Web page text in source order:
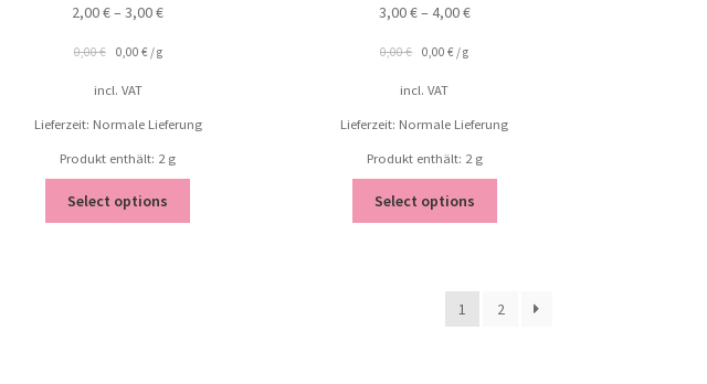
2,00€–3,00€
0,00€ 0,00 €/g
incl. VAT
Lieferzeit: Normale Lieferung
Produkt enthält: 2 g
Select options
3,00€– 4,00€
0,00€ 0,00€ /g
incl. VAT
Lieferzeit: Normale Lieferung
Produkt enthält: 2 g
Select options
1 2